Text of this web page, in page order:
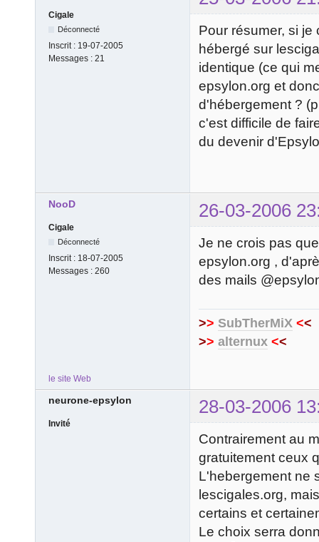
Cigale
Déconnecté
Inscrit : 19-07-2005
Messages : 21
Pour résumer, si je
hébergé sur
identique (ce qui
epsylon.org et
d'hébergement ?
c'est difficile de
du devenir
NooD 26-03-2006
Cigale
Déconnecté
Inscrit : 18-07-2005
Messages : 260
Je ne crois pas
epsylon.org ,
des mails
>> SubTherMiX <<
>> alternux <<
le site Web
neurone-epsylon 28-03-2006
Invité
Contrairement au
gratuitement ceux
L'hebergement ne
lescigales.org,
certains et
Le choix serra